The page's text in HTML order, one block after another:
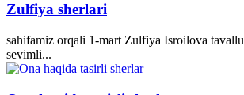
Zulfiya sherlari
sahifamiz orqali 1-mart Zulfiya Isroilova
sevimli...